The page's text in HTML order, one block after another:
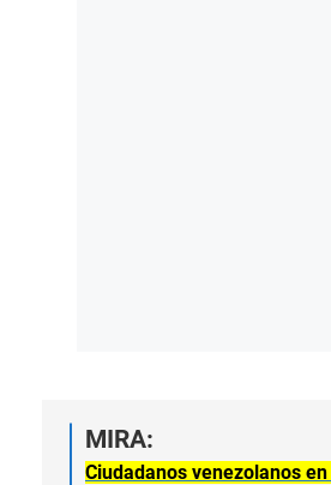
MIRA:
Ciudadanos venezolanos